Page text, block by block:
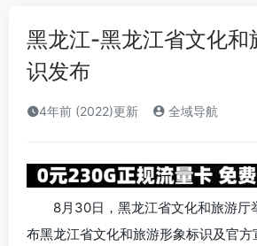
黑龙江-黑龙江省文化和
识发布
4年前 (2022)更新 全域导航
8月30日，黑龙江省文化和旅游厅
布黑龙江省文化和旅游形象标识及官